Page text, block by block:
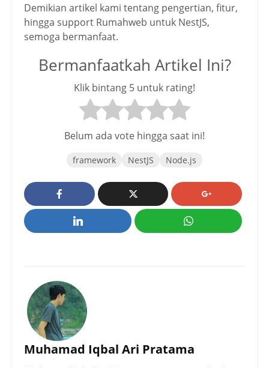
Demikian artikel kami tentang pengertian, fitur,
hingga support Rumahweb untuk NestJS,
semoga bermanfaat.
Bermanfaatkah Artikel Ini?
Klik bintang 5 untuk rating!
Belum ada vote hingga saat ini!
framework NestJS Node.js
Muhamad Iqbal Ari Pratama